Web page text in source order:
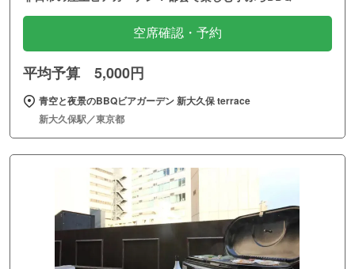
空席確認・予約
平均予算 5,000円
青空と夜景のBBQビアガーデン 新大久保 terrace
新大久保駅／東京都